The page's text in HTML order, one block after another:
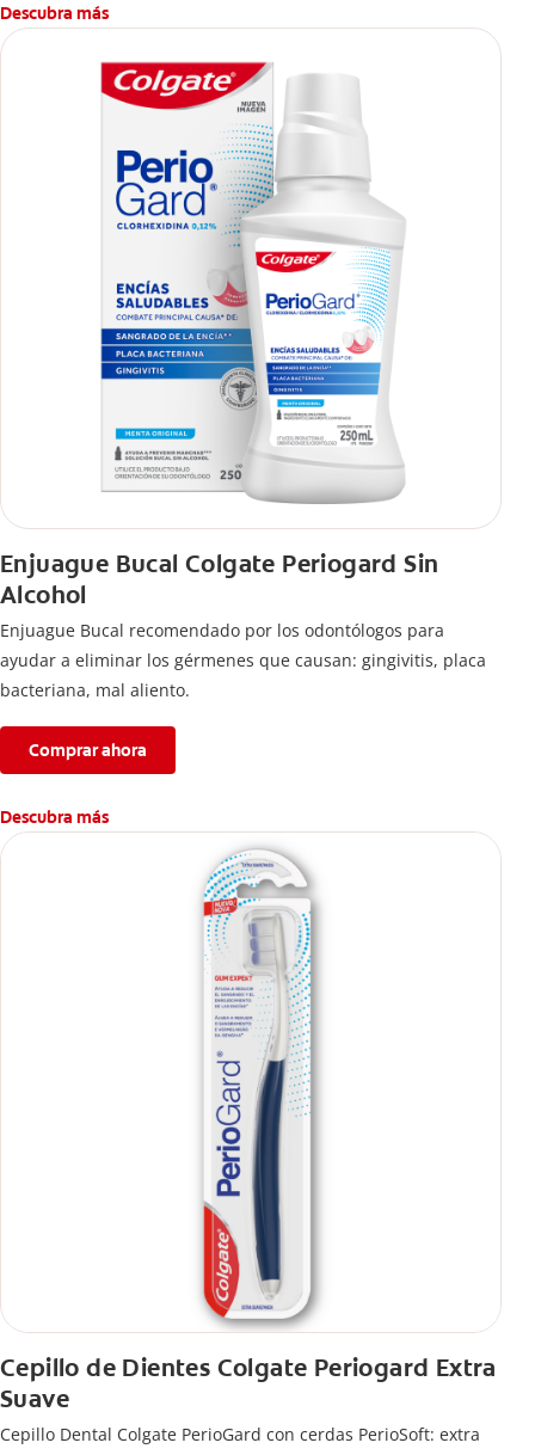
Descubra más
Enjuague Bucal Colgate Periogard Sin
Alcohol
Enjuague Bucal recomendado por los odontólogos para
ayudar a eliminar los gérmenes que causan: gingivitis, placa
bacteriana, mal aliento.
Comprar ahora
Descubra más
Cepillo de Dientes Colgate Periogard Extra
Suave
Cepillo Dental Colgate PerioGard con cerdas PerioSoft: extra